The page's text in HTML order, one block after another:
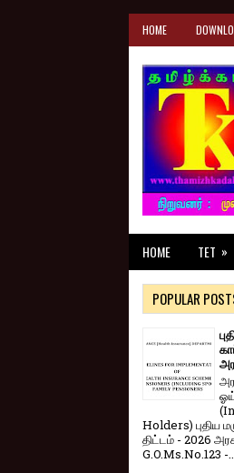
HOME
HOME TET »
POPULAR
Holders) புதிய
திட்டம் - 2026
G.O.Ms.No.123 -...